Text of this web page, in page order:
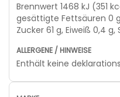
Brennwert 1468 kJ (351
gesättigte Fettsäuren 0
Zucker 61 g, Eiweiß 0,4 g,
Enthält keine